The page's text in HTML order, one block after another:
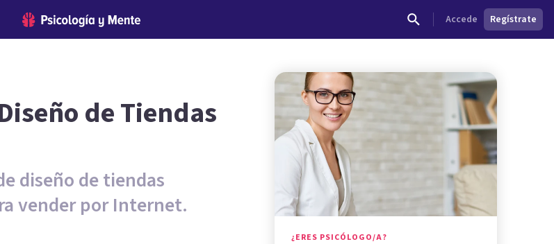
Accede Regístrate
de Tiendas
diseño de tiendas
vender por Internet.
¿ERES PSICÓLOGO/A?